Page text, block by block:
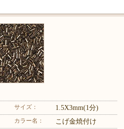
サイズ： 1.5X3mm(1分)
カラー名： こげ金焼付け